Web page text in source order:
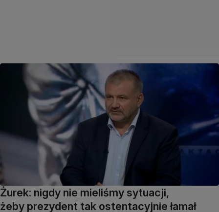
Żurek: nigdy nie mieliśmy sytuacji,
żeby prezydent tak ostentacyjnie łamał